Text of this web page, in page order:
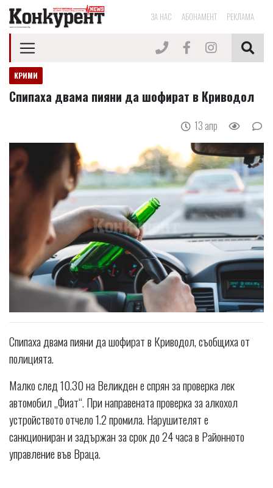
ЗА НАС АБОНАМЕНТ РЕКЛАМА
КРИМИ
Спипаха двама пияни да шофират в Криводол
13 апр
Спипаха двама пияни да шофират в Криводол, съобщиха от
полицията.
Малко след 10.30 на Великден е спрян за проверка лек
автомобил „Фиат“. При направената проверка за алкохол
устройството отчело 1.2 промила. Нарушителят е
санкциониран и задържан за срок до 24 часа в Районното
управление във Враца.